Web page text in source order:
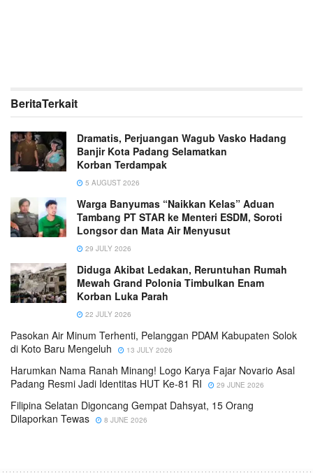
BeritaTerkait
Dramatis, Perjuangan Wagub Vasko Hadang
Banjir Kota Padang Selamatkan
Korban Terdampak
5 AUGUST 2026
Warga Banyumas “Naikkan Kelas” Aduan
Tambang PT STAR ke Menteri ESDM, Soroti
Longsor dan Mata Air Menyusut
29 JULY 2026
Diduga Akibat Ledakan, Reruntuhan Rumah
Mewah Grand Polonia Timbulkan Enam
Korban Luka Parah
22 JULY 2026
Pasokan Air Minum Terhenti, Pelanggan PDAM Kabupaten Solok
di Koto Baru Mengeluh
13 JULY 2026
Harumkan Nama Ranah Minang! Logo Karya Fajar Novario Asal
Padang Resmi Jadi Identitas HUT Ke-81 RI
29 JUNE 2026
Filipina Selatan Digoncang Gempat Dahsyat, 15 Orang
Dilaporkan Tewas
8 JUNE 2026